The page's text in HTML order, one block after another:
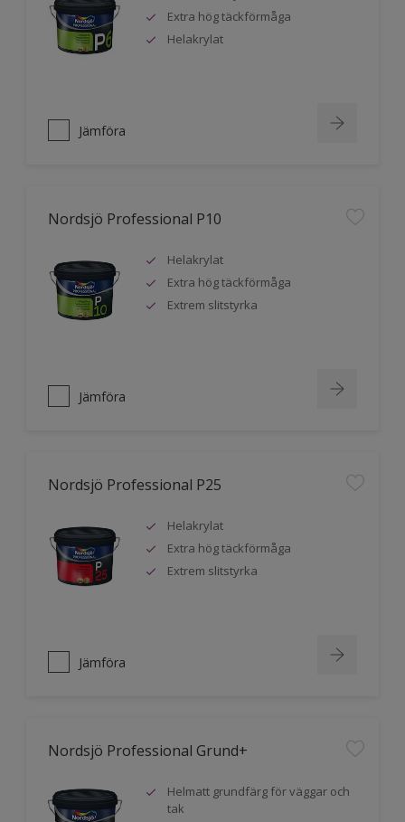
Extra hög täckförmåga
Helakrylat
Jämföra
Nordsjö Professional P10
Helakrylat
Extra hög täckförmåga
Extrem slitstyrka
Jämföra
Nordsjö Professional P25
Helakrylat
Extra hög täckförmåga
Extrem slitstyrka
Jämföra
Nordsjö Professional Grund+
Helmatt grundfärg för väggar och
tak